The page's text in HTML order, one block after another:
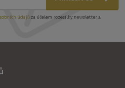
údajůza účelem rozesílky newsletteru.